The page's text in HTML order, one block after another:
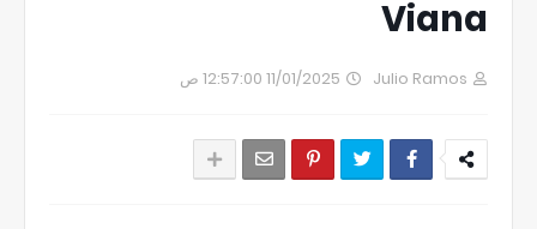
Viana
Julio Ramos 11/01/2025 12:57:00 ص